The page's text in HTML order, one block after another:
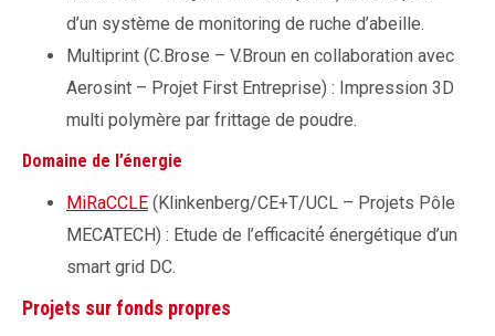
d’un système de monitoring de ruche d’abeille.
Multiprint (C.Brose – V.Broun en collaboration avec
Aerosint – Projet First Entreprise) : Impression 3D
multi polymère par frittage de poudre.
Domaine de l’énergie
MiRaCCLE (Klinkenberg/CE+T/UCL – Projets Pôle
MECATECH) : Etude de l’efficacité́ énergétique d’un
smart grid DC.
Projets sur fonds propres